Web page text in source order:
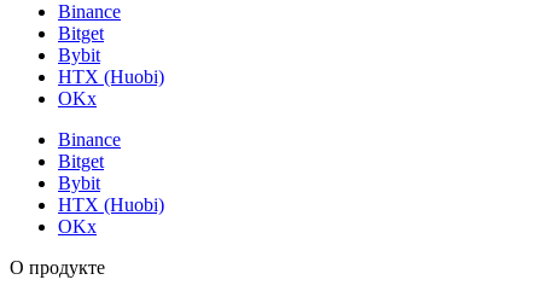
Binance
Bitget
Bybit
HTX (Huobi)
OKx
Binance
Bitget
Bybit
HTX (Huobi)
OKx
О продукте